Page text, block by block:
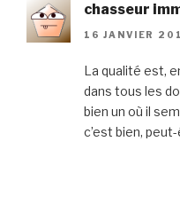
chasseur
16 JANVIER
La qualité est,
dans tous les
bien un où il
c’est bien,